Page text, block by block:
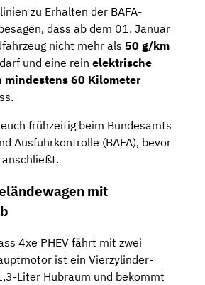
zu Erhalten der BAFA-
dass ab dem 01. Januar
nicht mehr als 50 g/km
und eine rein elektrische
mindestens 60 Kilometer
frühzeitig beim Bundesamts
Ausfuhrkontrolle (BAFA), bevor
mit
4xe PHEV fährt mit zwei
ist ein Vierzylinder-
Liter Hubraum und bekommt